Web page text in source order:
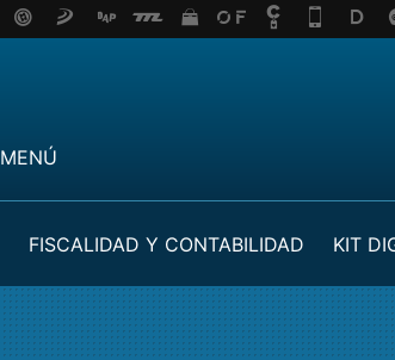
MENÚ
FISCALIDAD Y CONTABILIDAD KIT